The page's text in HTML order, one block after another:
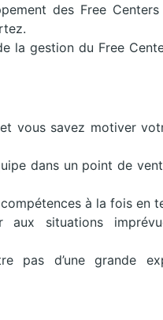
des Free
la gestion du Free
et vous savez motiver
dans un point de
à la fois en
aux situations
pas d’une grande